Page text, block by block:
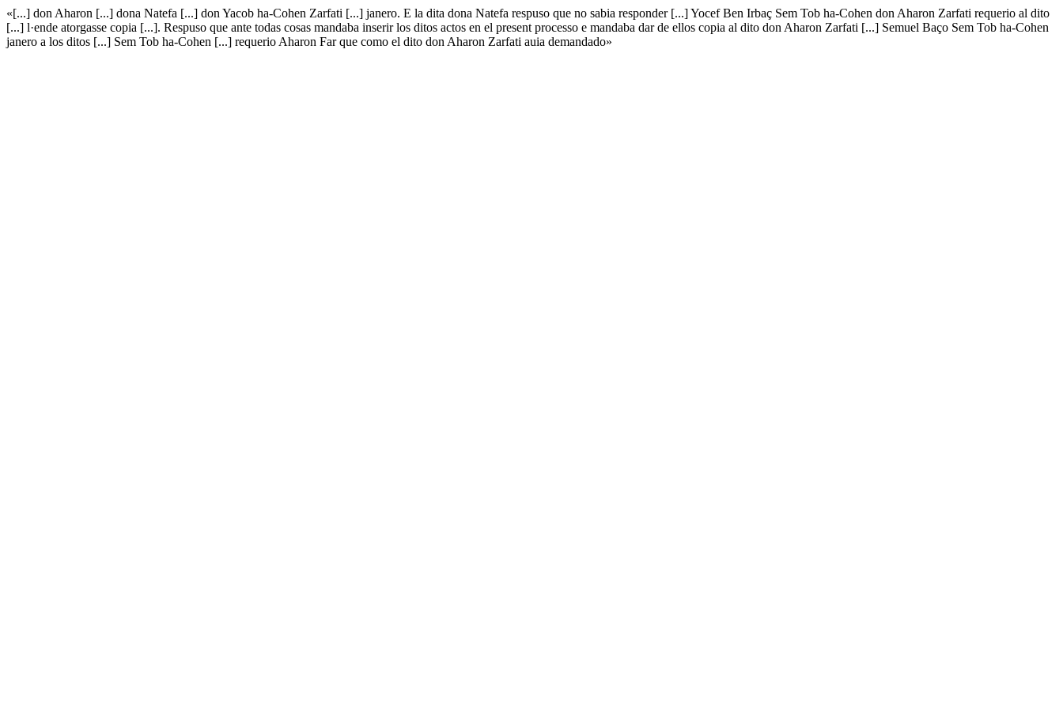
«[...] don Aharon [...] dona Natefa [...] don Yacob ha-Cohen Zarfati [...] janero. E la dita dona Natefa respuso que no sabia responder [...] Yocef Ben Irbaç Sem Tob ha-Cohen don Aharon Zarfati requerio al dito
[...] l·ende atorgasse copia [...]. Respuso que ante todas cosas mandaba inserir los ditos actos en el present processo e mandaba dar de ellos copia al dito don Aharon Zarfati [...] Semuel Baço Sem Tob ha-Cohen
janero a los ditos [...] Sem Tob ha-Cohen [...] requerio Aharon Far que como el dito don Aharon Zarfati auia demandado»